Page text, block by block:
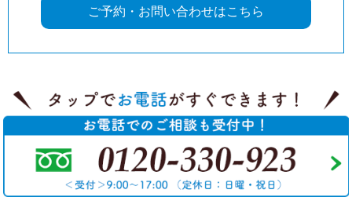
ご予約・お問い合わせはこちら